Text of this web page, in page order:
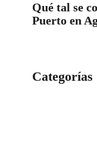
Qué tal se
Puerto en
Categorías